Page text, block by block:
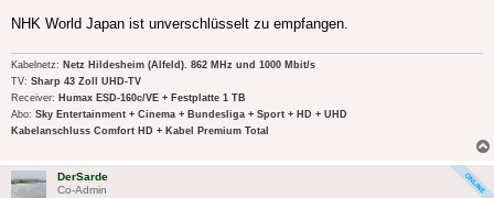
NHK World Japan ist unverschlüsselt zu empfangen.
Kabelnetz: Netz Hildesheim (Alfeld). 862 MHz und 1000 Mbit/s
TV: Sharp 43 Zoll UHD-TV
Receiver: Humax ESD-160c/VE + Festplatte 1 TB
Abo: Sky Entertainment + Cinema + Bundesliga + Sport + HD + UHD
Kabelanschluss Comfort HD + Kabel Premium Total
DerSarde
Co-Admin